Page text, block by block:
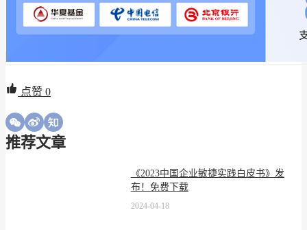
点赞 0
推荐文章
《2023中国企业敏捷实践白皮书》发
布！免费下载
2024-04-18